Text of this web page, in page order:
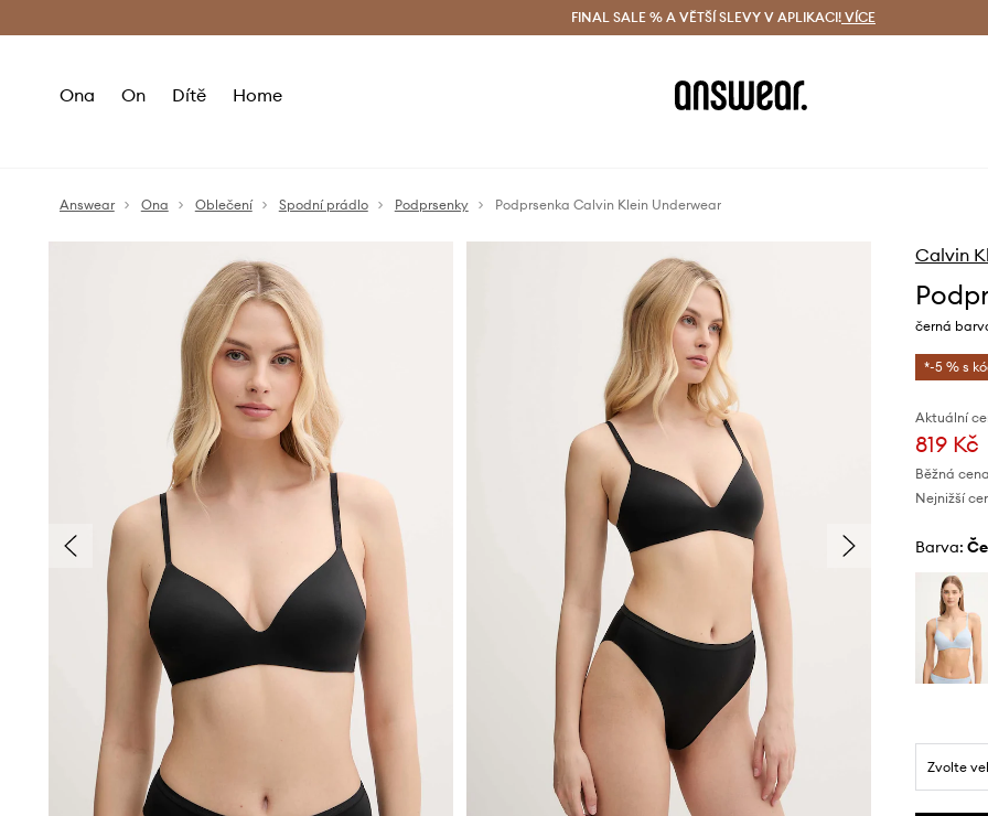
Doručení a vrácení zdarma (od 1800 Kč) Doručení i do 24 h
FINAL SALE % A VĚTŠÍ SLEVY V APLIKACI! VÍCE
Ona On Dítě Home
Answear Ona Oblečení Spodní prádlo Podprsenky Podprsenka Calvin Klein Underwear
Calvin
černá
*-5 % s
Aktuální
819 Kč
Běžná
Nejnižší
Barva:
Zvolte